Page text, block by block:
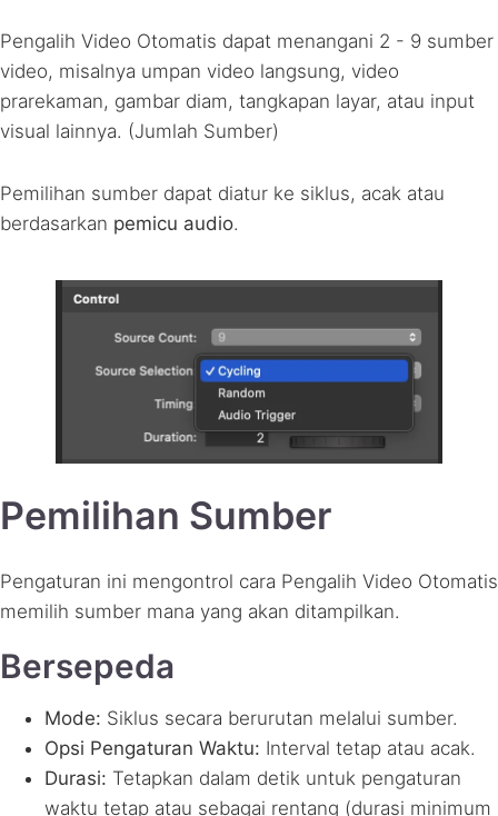
Pengalih Video Otomatis dapat menangani 2 - 9 sumber
video, misalnya umpan video langsung, video
prarekaman, gambar diam, tangkapan layar, atau input
visual lainnya. (Jumlah Sumber)
Pemilihan sumber dapat diatur ke siklus, acak atau
berdasarkan pemicu audio.
Pemilihan Sumber
Pengaturan ini mengontrol cara Pengalih Video Otomatis
memilih sumber mana yang akan ditampilkan.
Bersepeda
Mode: Siklus secara berurutan melalui sumber.
Opsi Pengaturan Waktu: Interval tetap atau acak.
Durasi: Tetapkan dalam detik untuk pengaturan
waktu tetap atau sebagai rentang (durasi minimum